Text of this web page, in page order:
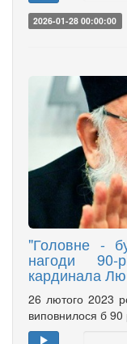
2026-01-28 00:00:00
"Головне -
нагоди
кардинала
26 лютого 2023
виповнилося б 90